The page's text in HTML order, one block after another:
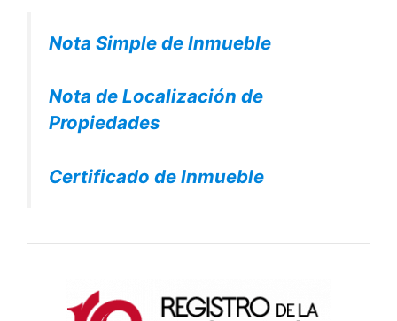
Nota Simple de Inmueble
Nota de Localización de
Propiedades
Certificado de Inmueble